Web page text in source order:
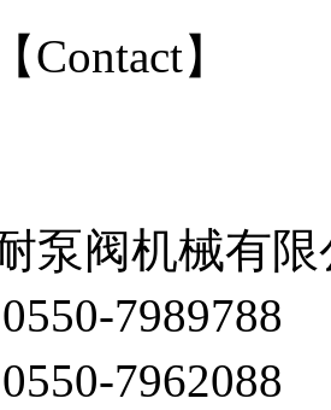
【Contact】
泵阀机械有限
7989788
7962088